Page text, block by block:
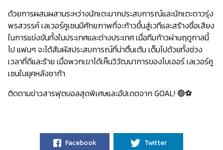
ด้วยการผสมผสานระหว่างนักเตะมากประสบการณ์และนักเตะดาวรุ่ง
พรสวรรค์ เลเวอร์คูเซนมีศักยภาพที่จะก้าวขึ้นสู่เวทีและสร้างชื่อเสียง
ในการแข่งขันทั้งในประเทศและต่างประเทศ เมื่อทีมก้าวผ่านฤดูกาลนี้
ไป แฟนๆ จะได้สัมผัสประสบการณ์ที่น่าตื่นเต้น เต็มไปด้วยทั้งช่วง
เวลาที่ดีและร้าย เมื่อพวกเขาได้เห็นวิวัฒนาการของไบเออร์ เลเวอร์คู
เซนในยุคหลังชาก้า
ติดตามข่าวสารฟุตบอลสุดพิเศษและอัปเดตจาก GOAL! 🟢⚽
Facebook Twitter